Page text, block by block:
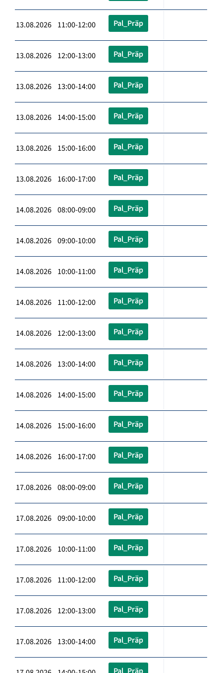
13.08.2026 11:00-12:00 Pal_Präp
13.08.2026 12:00-13:00 Pal_Präp
13.08.2026 13:00-14:00 Pal_Präp
13.08.2026 14:00-15:00 Pal_Präp
13.08.2026 15:00-16:00 Pal_Präp
13.08.2026 16:00-17:00 Pal_Präp
14.08.2026 08:00-09:00 Pal_Präp
14.08.2026 09:00-10:00 Pal_Präp
14.08.2026 10:00-11:00 Pal_Präp
14.08.2026 11:00-12:00 Pal_Präp
14.08.2026 12:00-13:00 Pal_Präp
14.08.2026 13:00-14:00 Pal_Präp
14.08.2026 14:00-15:00 Pal_Präp
14.08.2026 15:00-16:00 Pal_Präp
14.08.2026 16:00-17:00 Pal_Präp
17.08.2026 08:00-09:00 Pal_Präp
17.08.2026 09:00-10:00 Pal_Präp
17.08.2026 10:00-11:00 Pal_Präp
17.08.2026 11:00-12:00 Pal_Präp
17.08.2026 12:00-13:00 Pal_Präp
17.08.2026 13:00-14:00 Pal_Präp